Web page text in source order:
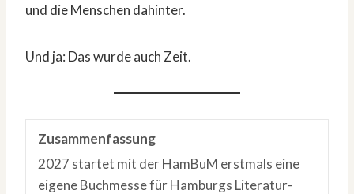
und die Menschen dahinter.
Und ja: Das wurde auch Zeit.
Zusammenfassung
2027 startet mit der HamBuM erstmals eine
eigene Buchmesse für Hamburgs Literatur-